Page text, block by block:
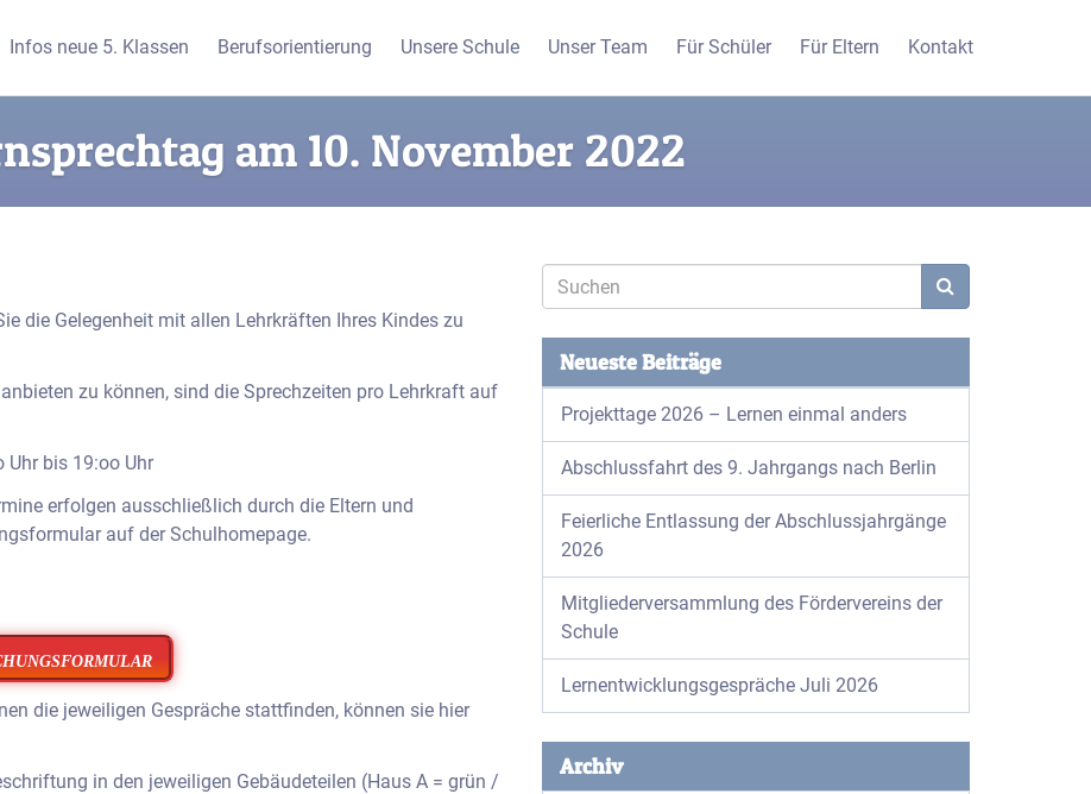
Infos neue 5. Klassen Berufsorientierung Unsere Schule Unser Team Für Schüler Für Eltern Kontakt
am 10. November 2022
die Gelegenheit mit allen Lehrkräften Ihres Kindes zu
zu können, sind die Sprechzeiten pro Lehrkraft auf
Uhr bis 19:oo Uhr
erfolgen ausschließlich durch die Eltern und
auf der Schulhomepage.
die jeweiligen Gespräche stattfinden, können sie hier
in den jeweiligen Gebäudeteilen (Haus A = grün /
Neueste Beiträge
Projekttage 2026 – Lernen einmal anders
Abschlussfahrt des 9. Jahrgangs nach Berlin
Feierliche Entlassung der Abschlussjahrgänge
2026
Mitgliederversammlung des Fördervereins der
Schule
Lernentwicklungsgespräche Juli 2026
Archiv